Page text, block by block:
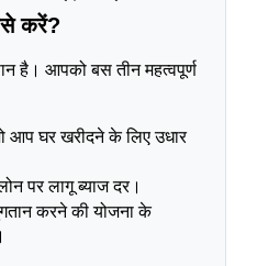
करें?
है। आपको बस तीन महत्वपूर्ण
आप घर खरीदने के लिए उधार
पर लागू ब्याज दर।
करने की योजना के